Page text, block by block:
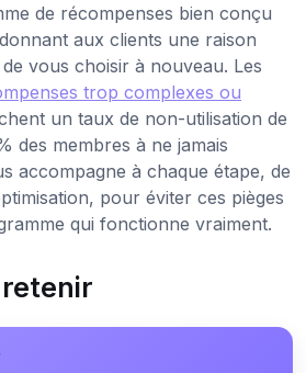
de récompenses bien conçu
aux clients une raison
vous choisir à nouveau. Les
trop complexes ou
un taux de non-utilisation de
des membres à ne jamais
accompagne à chaque étape, de
pour éviter ces pièges
qui fonctionne vraiment.